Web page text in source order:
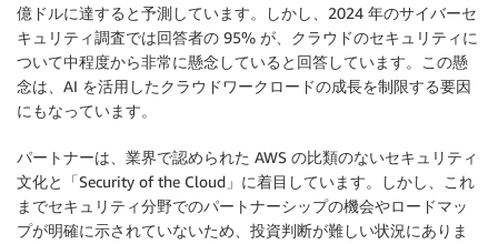
億ドルに達すると予測しています。しかし、2024 年のサイバーセ
キュリティ調査では回答者の 95% が、クラウドのセキュリティに
ついて中程度から非常に懸念していると回答しています。この懸
念は、AI を活用したクラウドワークロードの成長を制限する要因
にもなっています。
パートナーは、業界で認められた AWS の比類のないセキュリティ
文化と「Security of the Cloud」に着目しています。しかし、これ
までセキュリティ分野でのパートナーシップの機会やロードマッ
プが明確に示されていないため、投資判断が難しい状況にありま